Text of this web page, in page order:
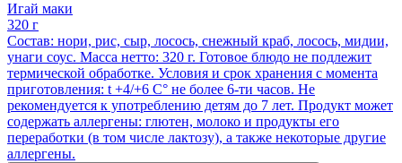
Игай маки
320 г
Состав: нори, рис, сыр, лосось, снежный краб, лосось, мидии,
унаги соус. Масса нетто: 320 г. Готовое блюдо не подлежит
термической обработке. Условия и срок хранения с момента
приготовления: t +4/+6 С° не более 6-ти часов. Не
рекомендуется к употреблению детям до 7 лет. Продукт может
содержать аллергены: глютен, молоко и продукты его
переработки (в том числе лактозу), а также некоторые другие
аллергены.